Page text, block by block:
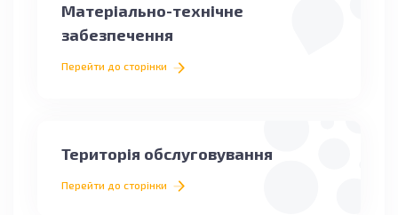
Матеріально-технічне
забезпечення
Перейти до сторінки
Територія обслуговування
Перейти до сторінки